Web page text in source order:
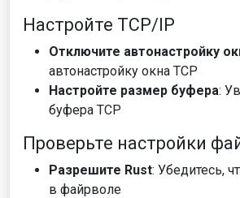
Настройте TCP/IP
Отключите автонастройку
автонастройку окна TCP
Настройте размер буфера:
буфера TCP
Проверьте настройки
Разрешите Rust: Убедитесь,
в файрволе